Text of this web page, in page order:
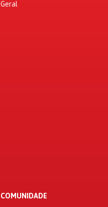
Geral
COMUNIDADE